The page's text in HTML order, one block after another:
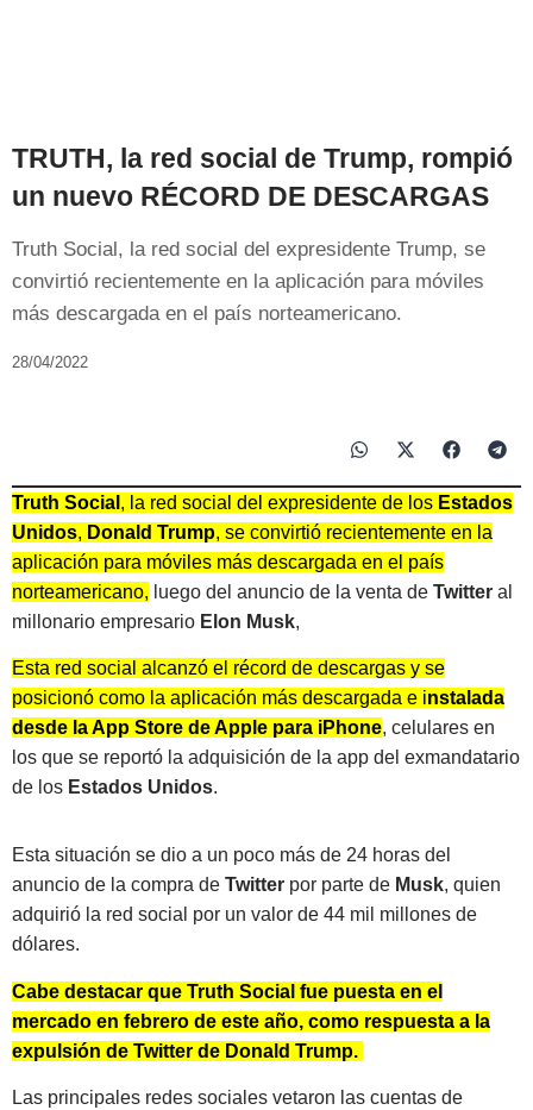
TRUTH, la red social de Trump, rompió
un nuevo RÉCORD DE DESCARGAS
Truth Social, la red social del expresidente Trump, se
convirtió recientemente en la aplicación para móviles
más descargada en el país norteamericano.
28/04/2022
Truth Social , la red social del expresidente de los Estados
Unidos, Donald Trump, se convirtió recientemente en la
aplicación para móviles más descargada en el país
norteamericano, luego del anuncio de la venta de Twitter al
millonario empresario Elon Musk,
Esta red social alcanzó el récord de descargas y se
posicionó como la aplicación más descargada e instal ada
desde la App Store de Apple para iPhone, celulares en
los que se reportó la adquisición de la app del exmandatario
de los Estados Unidos.
Esta situación se dio a un poco más de 24 horas del
anuncio de la compra de Twitter por parte de Musk, quien
adquirió la red social por un valor de 44 mil millones de
dólares.
Cabe destacar que Truth Social fue puesta en el
mercado en febrero de este año, como respuesta a la
expulsión de Twitter de Donald Trump.
Las principales redes sociales vetaron las cuentas de